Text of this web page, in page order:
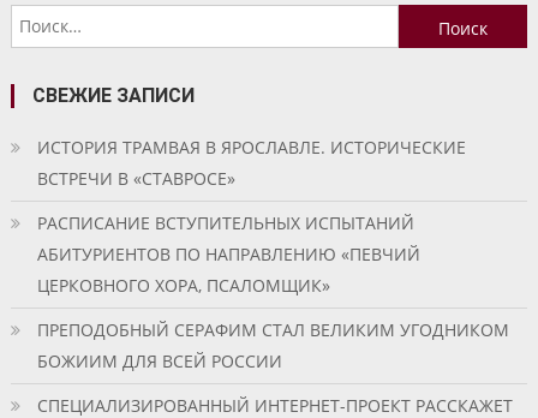
записям
Найти:
СВЕЖИЕ ЗАПИСИ
ИСТОРИЯ ТРАМВАЯ В ЯРОСЛАВЛЕ. ИСТОРИЧЕСКИЕ
ВСТРЕЧИ В «СТАВРОСЕ»
РАСПИСАНИЕ ВСТУПИТЕЛЬНЫХ ИСПЫТАНИЙ
АБИТУРИЕНТОВ ПО НАПРАВЛЕНИЮ «ПЕВЧИЙ
ЦЕРКОВНОГО ХОРА, ПСАЛОМЩИК»
ПРЕПОДОБНЫЙ СЕРАФИМ СТАЛ ВЕЛИКИМ УГОДНИКОМ
БОЖИИМ ДЛЯ ВСЕЙ РОССИИ
СПЕЦИАЛИЗИРОВАННЫЙ ИНТЕРНЕТ-ПРОЕКТ РАССКАЖЕТ